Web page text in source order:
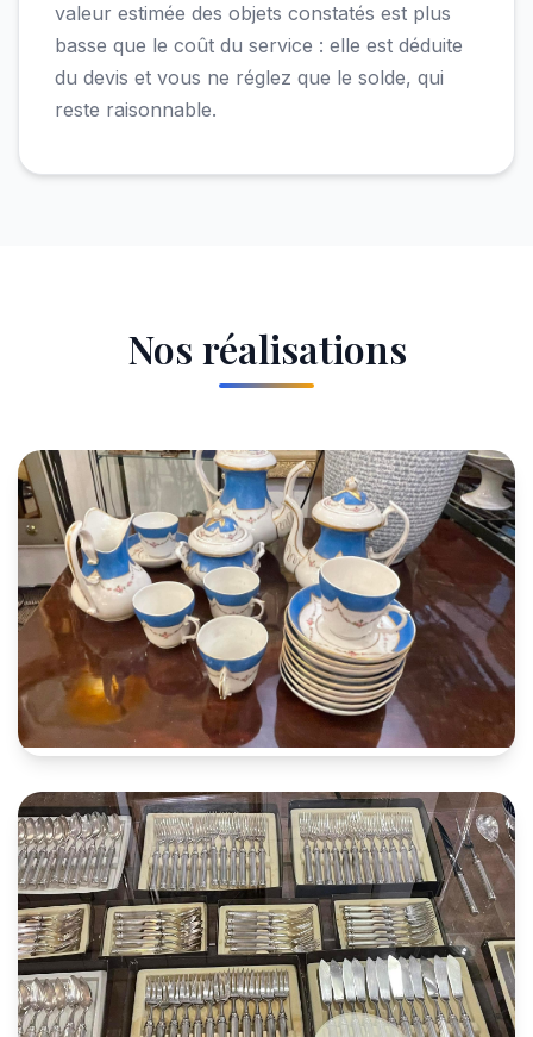
valeur estimée des objets constatés est plus
basse que le coût du service : elle est déduite
du devis et vous ne réglez que le solde, qui
reste raisonnable.
Nos réalisations